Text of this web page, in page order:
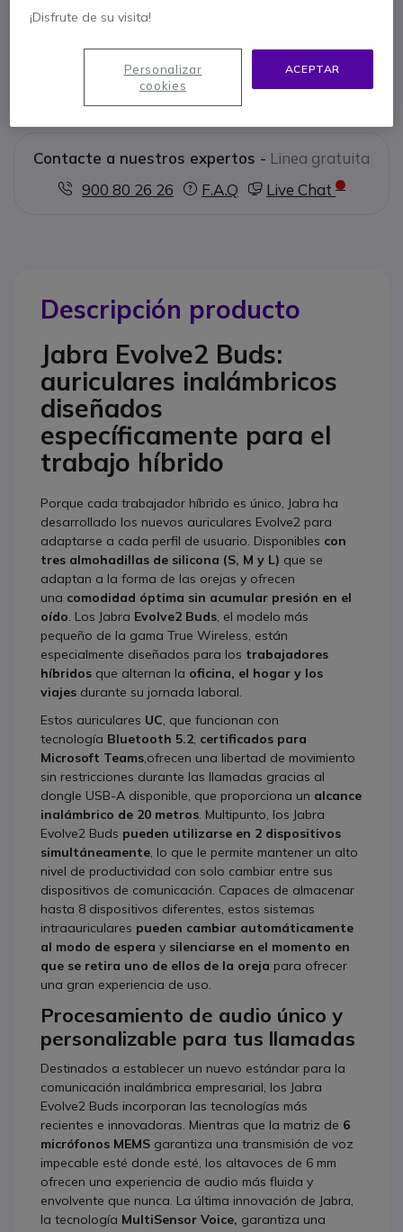
Documentación de usuario
Contacte a nuestros expertos - Linea gratuita
900 80 26 26
F.A.Q Live Chat
Descripción producto
Jabra Evolve2 Buds:
auriculares inalámbricos
diseñados
específicamente para el
trabajo híbrido
Porque cada trabajador híbrido es único, Jabra ha
desarrollado los nuevos auriculares Evolve2 para
adaptarse a cada perfil de usuario. Disponibles con
tres almohadillas de silicona (S, M y L) que se
adaptan a la forma de las orejas y ofrecen
una comodidad óptima sin acumular presión en el
oído . Los Jabra Evolve2 Buds , el modelo más
pequeño de la gama True Wireless, están
especialmente diseñados para los trabajadores
híbridos que alternan la oficina, el hogar y los
viajes durante su jornada laboral.
Estos auriculares UC , que funcionan con
tecnología Bluetooth 5.2 certificados para
Microsoft Teams ,ofrecen una libertad de movimiento
sin restricciones durante las llamadas gracias al
dongle USB-A disponible, que proporciona un alcance
inalámbrico de 20 metros . Multipunto, los Jabra
Evolve2 Buds pueden utilizarse en 2 dispositivos
simultáneamente , lo que le permite mantener un alto
nivel de productividad con solo cambiar entre sus
dispositivos de comunicación. Capaces de almacenar
hasta 8 dispositivos diferentes, estos sistemas
intraauriculares pueden cambiar automáticamente
al modo de espera y silenciarse en el momento en
que se retira uno de ellos de la oreja para ofrecer
una gran experiencia de uso.
Procesamiento de audio único y
personalizable para tus llamadas
Destinados a establecer un nuevo estándar para la
comunicación inalámbrica empresarial, los Jabra
Evolve2 Buds incorporan las tecnologías más
recientes e innovadoras. Mientras que la matriz de 6
micrófonos MEMS garantiza una transmisión de voz
impecable esté donde esté, los altavoces de 6 mm
ofrecen una experiencia de audio más fluida y
envolvente que nunca. La última innovación de Jabra,
la tecnología MultiSensor Voice, garantiza una
¡Disfrute de su visita!
ACEPTAR
Personalizar
cookies